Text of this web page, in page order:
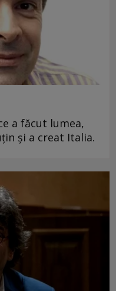
a făcut lumea,
și a creat Italia.